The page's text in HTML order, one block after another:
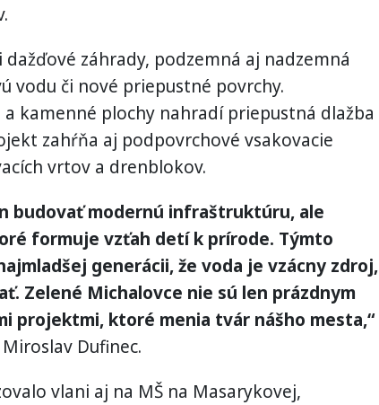
záhrady, podzemná aj nadzemná
vodu či nové priepustné povrchy.
kamenné plochy nahradí priepustná dlažba
zahŕňa aj podpovrchové vsakovacie
vrtov a drenblokov.
budovať modernú infraštruktúru, ale
formuje vzťah detí k prírode. Týmto
generácii, že voda je vzácny zdroj,
Zelené Michalovce nie sú len prázdnym
projektmi, ktoré menia tvár nášho mesta,“
Dufinec.
vlani aj na MŠ na Masarykovej,